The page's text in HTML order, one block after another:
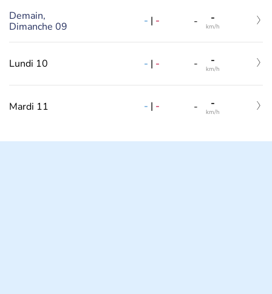
Demain,
Dimanche 09
- | - - -
km/h
Lundi 10 - | - - -
km/h
Mardi 11 - | - - -
km/h